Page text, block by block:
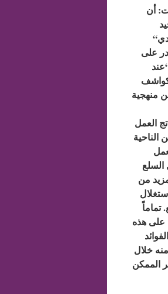
أن
“إن الهدف النهائي لمؤلفي- كما كتب ماركس في مقدمته – إماطة اللثام عن القانون الاقتصادي
على
منهجية
العمل
السلع
من
تماماً
على هذه
خلال
الممكن